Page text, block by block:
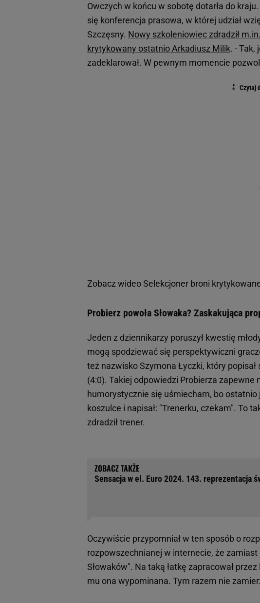
Owczych w końcu w sobotę dotarła do
się konferencja prasowa, w której udział
Szczęsny. Nowy szkoleniowiec zdradził
krytykowany ostatnio Arkadiusz Milik. - Tak,
zadeklarował. W pewnym momencie
Zobacz wideoSelekcjoner broni
Probierz powoła Słowaka? Zaskakująca
Jeden z dziennikarzy poruszył kwestię
mogą spodziewać się perspektywiczni
też nazwisko Szymona Łyczki, który
(4:0). Takiej odpowiedzi Probierza zapewne
humorystycznie się uśmiecham, bo ostatnio
koszulce i napisał: "Trenerku, czekam". To
zdradził trener.
Sensacja w el. Euro 2024. 143. reprezentacja
Oczywiście przypomniał w ten sposób o
rozpowszechnianej w internecie, że
Słowaków". Na taką łatkę zapracował
mu ona wypominana. Tym razem nie